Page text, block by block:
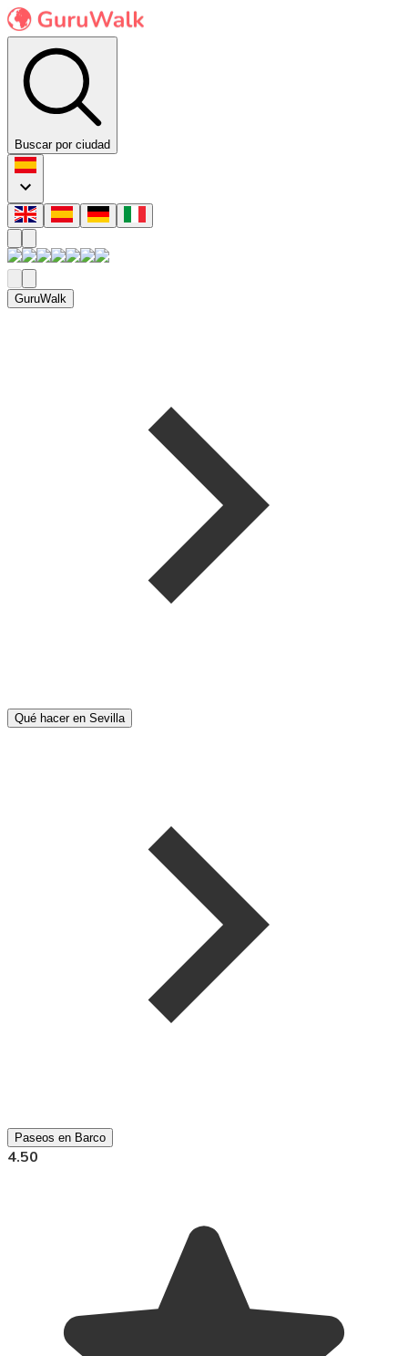
Buscar por ciudad
GuruWalk
Qué hacer en Sevilla
Paseos en Barco
4.50